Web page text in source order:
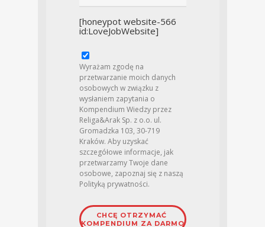
[honeypot website-566
id:LoveJobWebsite]
Wyrażam zgodę na
przetwarzanie moich danych
osobowych w związku z
wysłaniem zapytania o
Kompendium Wiedzy przez
Religa&Arak Sp. z o.o. ul.
Gromadzka 103, 30-719
Kraków. Aby uzyskać
szczegółowe informacje, jak
przetwarzamy Twoje dane
osobowe, zapoznaj się z naszą
Polityką prywatności.